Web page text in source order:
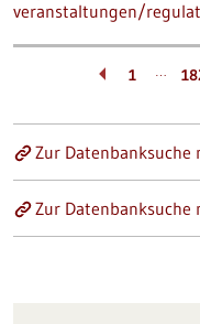
veranstaltungen/
1 …
Zur Datenbanksuche
Zur Datenbanksuche